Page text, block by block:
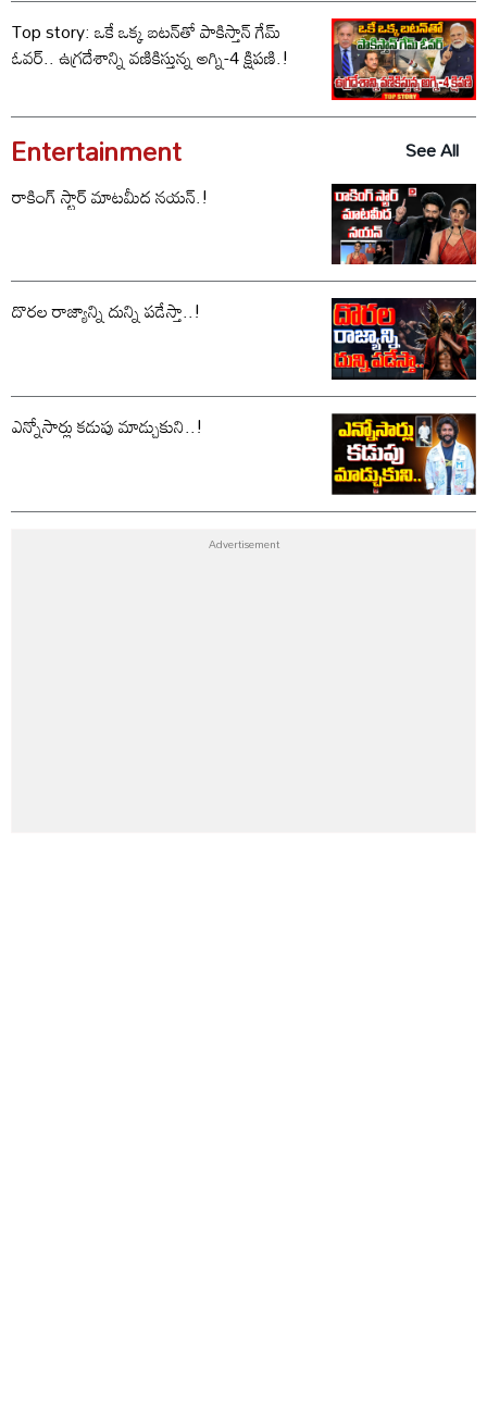
Top story: ఒకే ఒక్క బటన్‌తో పాకిస్తాన్ గేమ్
ఓవర్.. ఉగ్రదేశాన్ని వణికిస్తున్న అగ్ని-4 క్షిపణి.!
Entertainment
See All
రాకింగ్ స్టార్ మాటమీద నయన్.!
దొరల రాజ్యాన్ని దున్ని పడేస్తా..!
ఎన్నోసార్లు కడుపు మాడ్చుకుని..!